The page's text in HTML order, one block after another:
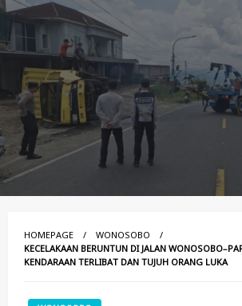
HOMEPAGE
WONOSOBO
KECELAKAAN BERUNTUN DI JALAN
KENDARAAN TERLIBAT DAN TUJUH ORANG LUKA